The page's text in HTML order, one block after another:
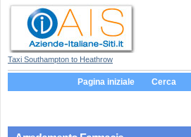
Taxi Southampton to Heathrow
Pagina iniziale Cerca